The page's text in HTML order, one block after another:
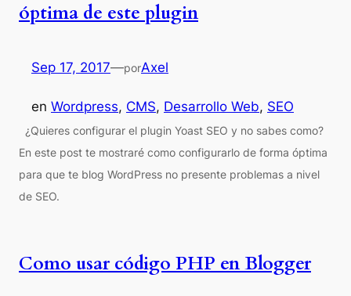
óptima de este plugin
Sep 17, 2017—porAxel
en Wordpress, CMS, Desarrollo Web, SEO
¿Quieres configurar el plugin Yoast SEO y no sabes como?
En este post te mostraré como configurarlo de forma óptima
para que te blog WordPress no presente problemas a nivel
de SEO.
Como usar código PHP en Blogger